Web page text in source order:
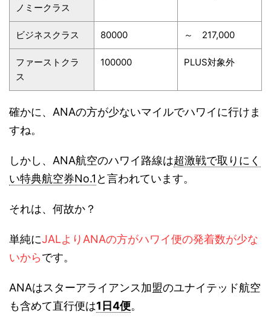
ノミークラス
ビジネスクラス 80000 ～ 217,000
ファーストクラ
ス
100000 PLUS対象外
確かに、ANAの方が少ないマイルでハワイに行けま
すね。
しかし、ANA航空のハワイ路線は超激戦で取りにく
い特典航空券No.1 と言われています。
それは、何故か？
単純にJALよりANAの方がハワイ便の発着数が少な
いからです。
ANAはスターアライアンス加盟のユナイテッド航空
も含めて直行便は1日4便。